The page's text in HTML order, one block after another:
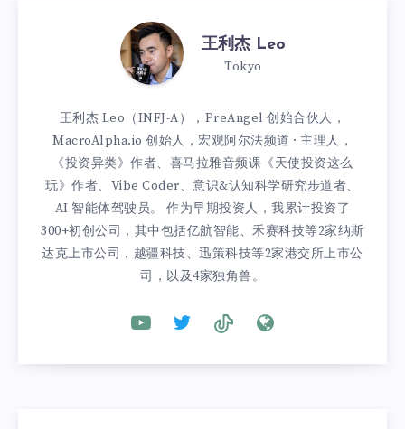
王利杰 Leo
Tokyo
王利杰 Leo（INFJ-A），PreAngel 创始合伙人，
MacroAlpha.io 创始人，宏观阿尔法频道 · 主理人，
《投资异类》作者、喜马拉雅音频课《天使投资这么
玩》作者、Vibe Coder、意识&认知科学研究步道者、
AI 智能体驾驶员。 作为早期投资人，我累计投资了
300+初创公司，其中包括亿航智能、禾赛科技等2家纳斯
达克上市公司，越疆科技、迅策科技等2家港交所上市公
司，以及4家独角兽。